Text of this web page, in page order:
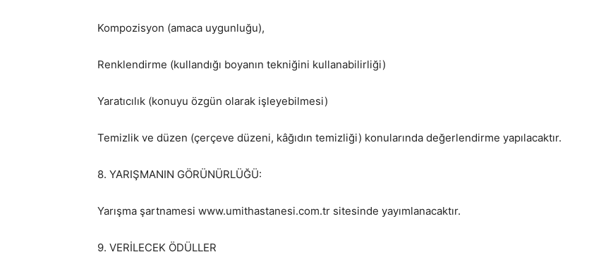
Kompozisyon (amaca uygunluğu),
Renklendirme (kullandığı boyanın tekniğini kullanabilirliği)
Yaratıcılık (konuyu özgün olarak işleyebilmesi)
Temizlik ve düzen (çerçeve düzeni, kâğıdın temizliği) konularında değerlendirme yapılacaktır.
8. YARIŞMANIN GÖRÜNÜRLÜĞÜ:
Yarışma şartnamesi www.umithastanesi.com.tr sitesinde yayımlanacaktır.
9. VERİLECEK ÖDÜLLER